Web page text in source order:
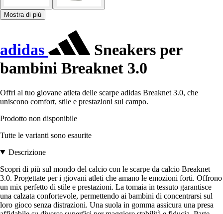
Mostra di più
adidas
Sneakers per
bambini Breaknet 3.0
Offri al tuo giovane atleta delle scarpe adidas Breaknet 3.0, che
uniscono comfort, stile e prestazioni sul campo.
Prodotto non disponibile
Tutte le varianti sono esaurite
Descrizione
Scopri di più sul mondo del calcio con le scarpe da calcio Breaknet
3.0. Progettate per i giovani atleti che amano le emozioni forti. Offrono
un mix perfetto di stile e prestazioni. La tomaia in tessuto garantisce
una calzata confortevole, permettendo ai bambini di concentrarsi sul
loro gioco senza distrazioni. Una suola in gomma assicura una presa